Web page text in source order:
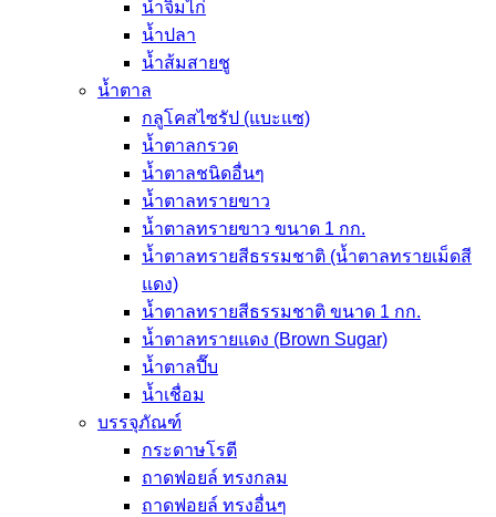
น้ำจิ้มไก่
น้ำปลา
น้ำส้มสายชู
น้ำตาล
กลูโคสไซรัป (แบะแซ)
น้ำตาลกรวด
น้ำตาลชนิดอื่นๆ
น้ำตาลทรายขาว
น้ำตาลทรายขาว ขนาด 1 กก.
น้ำตาลทรายสีธรรมชาติ (น้ำตาลทรายเม็ดสี
แดง)
น้ำตาลทรายสีธรรมชาติ ขนาด 1 กก.
น้ำตาลทรายแดง (Brown Sugar)
น้ำตาลปี๊บ
น้ำเชื่อม
บรรจุภัณฑ์
กระดาษโรตี
ถาดฟอยล์ ทรงกลม
ถาดฟอยล์ ทรงอื่นๆ